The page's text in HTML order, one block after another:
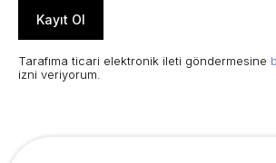
Kayıt Ol
Tarafıma ticari elektronik ileti göndermesine
izni veriyorum.